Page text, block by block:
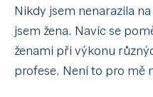
Nikdy jsem nenarazila
jsem žena. Navíc se
ženami při výkonu
profese. Není to pro mě